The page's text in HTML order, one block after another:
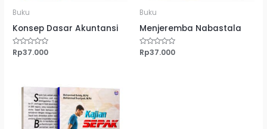
Buku
Konsep Dasar Akuntansi
Dinilai
0
Rp37.000
Buku
Menjeremba Nabastala
Dinilai
0
Rp37.000